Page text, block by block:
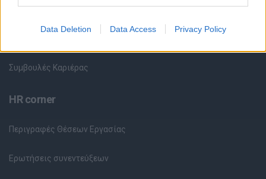
Data Deletion Data Access Privacy Policy
Υπηρεσίες υποψηφίων
Συμβουλές Καριέρας
HR corner
Περιγραφές Θέσεων Εργασίας
Ερωτήσεις συνεντεύξεων